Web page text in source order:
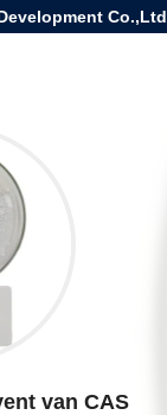
Co.,Ltd
van CAS